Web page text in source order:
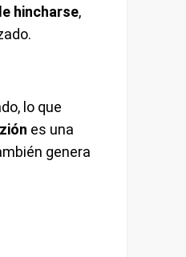
hincharse,
lo que
es una
genera